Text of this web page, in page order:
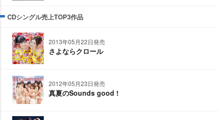
CDシングル売上TOP3作品
2013年05月22日発売
さよならクロール
2012年05月23日発売
真夏のSounds good !